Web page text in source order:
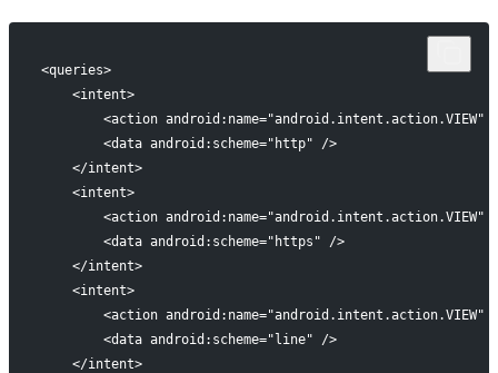
<queries>
    <intent>
<action android:name="android.intent.action.VIEW"
        <data android:scheme="http" />
    </intent>
    <intent>
<action android:name="android.intent.action.VIEW"
        <data android:scheme="https" />
    </intent>
    <intent>
<action android:name="android.intent.action.VIEW"
        <data android:scheme="line" />
    </intent>